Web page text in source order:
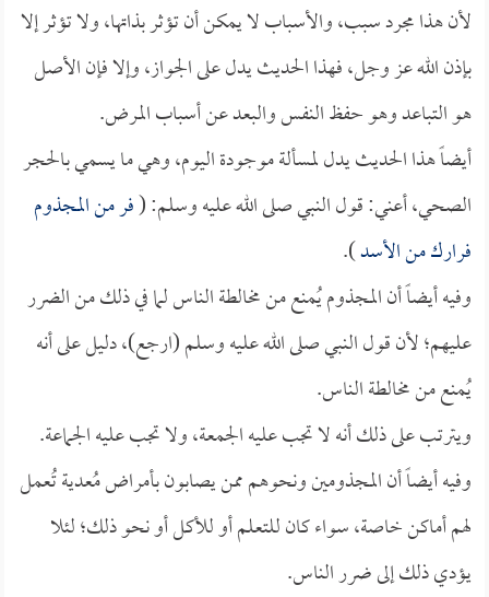
لأن هذا مجرد سبب، والأسباب لا يمكن أن تؤثر بذاتها، ولا تؤثر إلا
بإذن الله عز وجل، فهذا الحديث يدل على الجواز، وإلا فإن الأصل
هو التباعد وهو حفظ النفس والبعد عن أسباب المرض.
أيضاً هذا الحديث يدل لمسألة موجودة اليوم، وهي ما يسمي بالحجر
الصحي، أعني: قول النبي صلى الله عليه وسلم: (فر من المجذوم
فرارك من الأسد).
وفيه أيضاً أن المجذوم يُمنع من مخالطة الناس لما في ذلك من الضرر
عليهم؛ لأن قول النبي صلى الله عليه وسلم (ارجع)، دليل على أنه
يُمنع من مخالطة الناس.
ويترتب على ذلك أنه لا تجب عليه الجمعة، ولا تجب عليه الجماعة.
وفيه أيضاً أن المجذومين ونحوهم ممن يصابون بأمراض مُعدية تُعمل
لهم أماكن خاصة، سواء كان للتعلم أو للأكل أو نحو ذلك؛ لئلا
يؤدي ذلك إلى ضرر الناس.